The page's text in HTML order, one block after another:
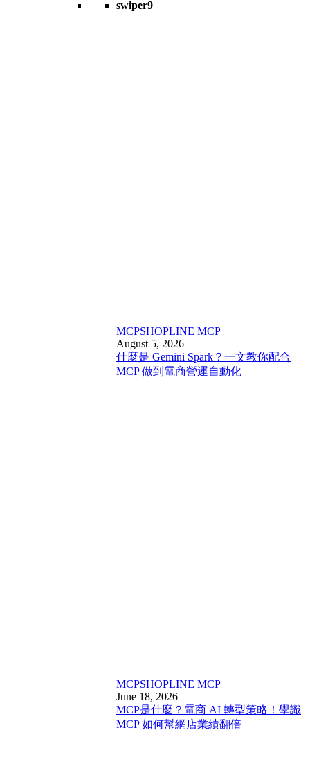
swiper9
MCPSHOPLINE MCP
August 5, 2026
什麼是 Gemini Spark？一文教你配合
MCP 做到電商營運自動化
MCPSHOPLINE MCP
June 18, 2026
MCP是什麼？電商 AI 轉型策略！學識
MCP 如何幫網店業績翻倍